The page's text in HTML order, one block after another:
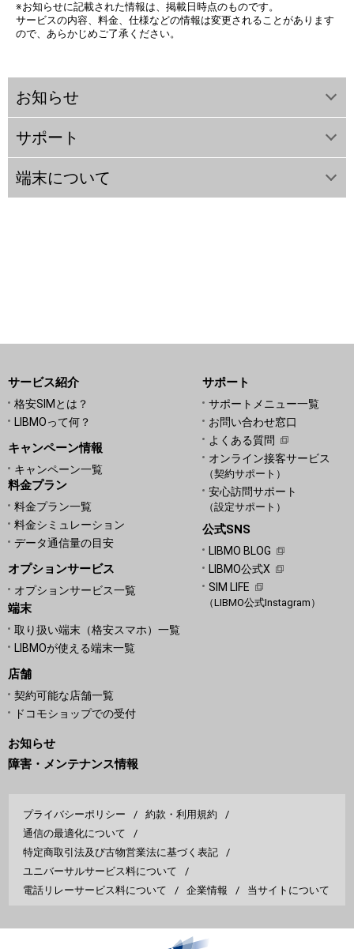
※お知らせに記載された情報は、掲載日時点のものです。
サービスの内容、料金、仕様などの情報は変更されることがあります
ので、あらかじめご了承ください。
お知らせ
サポート
端末について
サービス紹介
格安SIMとは？
LIBMOって何？
キャンペーン情報
キャンペーン一覧
料金プラン
料金プラン一覧
料金シミュレーション
データ通信量の目安
オプションサービス
オプションサービス一覧
端末
取り扱い端末（格安スマホ）一覧
LIBMOが使える端末一覧
店舗
契約可能な店舗一覧
ドコモショップでの受付
サポート
サポートメニュー一覧
お問い合わせ窓口
よくある質問
オンライン接客サービス
（契約サポート）
安心訪問サポート
（設定サポート）
公式SNS
LIBMO BLOG
LIBMO公式X
SIM LIFE
（LIBMO公式Instagram）
お知らせ
障害・メンテナンス情報
プライバシーポリシー
約款・利用規約
通信の最適化について
特定商取引法及び古物営業法に基づく表記
ユニバーサルサービス料について
電話リレーサービス料について
企業情報 当サイトについて